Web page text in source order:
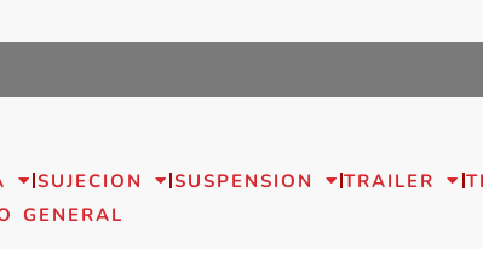
SUJECION SUSPENSION TRAILER
GENERAL